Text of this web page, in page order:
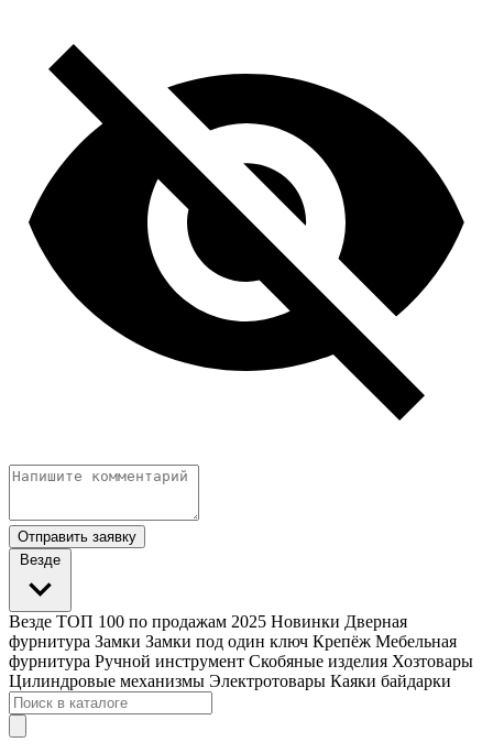
Отправить заявку
Везде
Везде ТОП 100 по продажам 2025 Новинки Дверная
фурнитура Замки Замки под один ключ Крепёж Мебельная
фурнитура Ручной инструмент Скобяные изделия Хозтовары
Цилиндровые механизмы Электротовары Каяки байдарки